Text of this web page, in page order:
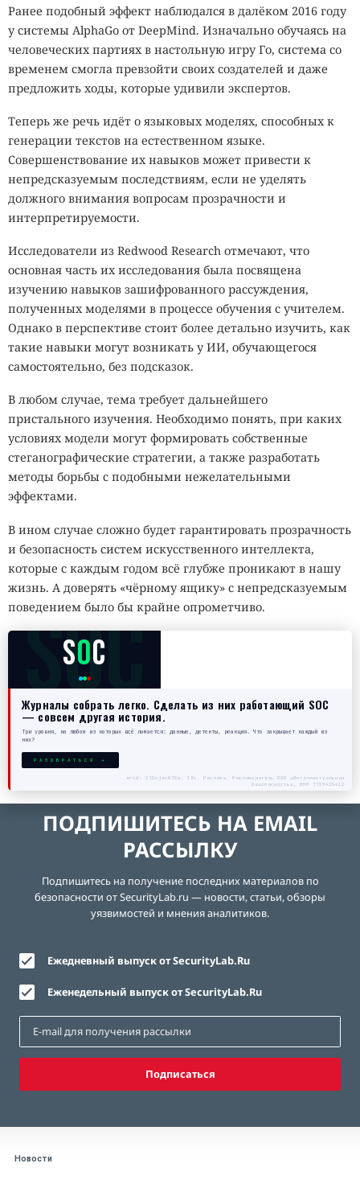
Ранее подобный эффект наблюдался в далёком 2016 году
у системы AlphaGo от DeepMind. Изначально обучаясь на
человеческих партиях в настольную игру Го, система со
временем смогла превзойти своих создателей и даже
предложить ходы, которые удивили экспертов.
Теперь же речь идёт о языковых моделях, способных к
генерации текстов на естественном языке.
Совершенствование их навыков может привести к
непредсказуемым последствиям, если не уделять
должного внимания вопросам прозрачности и
интерпретируемости.
Исследователи из Redwood Research отмечают, что
основная часть их исследования была посвящена
изучению навыков зашифрованного рассуждения,
полученных моделями в процессе обучения с учителем.
Однако в перспективе стоит более детально изучить, как
такие навыки могут возникать у ИИ, обучающегося
самостоятельно, без подсказок.
В любом случае, тема требует дальнейшего
пристального изучения. Необходимо понять, при каких
условиях модели могут формировать собственные
стеганографические стратегии, а также разработать
методы борьбы с подобными нежелательными
эффектами.
В ином случае сложно будет гарантировать прозрачность
и безопасность систем искусственного интеллекта,
которые с каждым годом всё глубже проникают в нашу
жизнь. А доверять «чёрному ящику» с непредсказуемым
поведением было бы крайне опрометчиво.
SOC
SOC
Журналы собрать легко. Сделать из них работающий SOC
— совсем другая история.
Три уровня, на любом из которых всё ломается: данные, детекты, реакция. Что закрывает каждый из
них?
РАЗОБРАТЬСЯ →
erid: 2SDnjecN7Gw. 18+. Реклама. Рекламодатель ООО «Интеллектуальная
безопасность», ИНН 7719435412
ПОДПИШИТЕСЬ НА EMAIL
РАССЫЛКУ
Подпишитесь на получение последних материалов по
безопасности от SecurityLab.ru — новости, статьи, обзоры
уязвимостей и мнения аналитиков.
Ежедневный выпуск от SecurityLab.Ru
Еженедельный выпуск от SecurityLab.Ru
Подписаться
Новости